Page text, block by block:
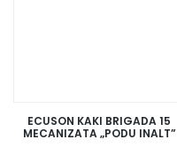
ECUSON KAKI BRIGADA 15
MECANIZATA „PODU INALT”